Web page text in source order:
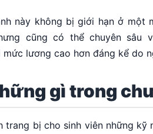
này không bị giới hạn ở một
cũng có thể chuyên sâu
lương cao hơn đáng kể do
gì trong
trang bị cho sinh viên những